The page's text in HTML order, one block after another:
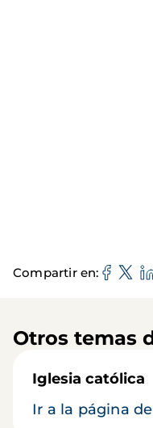
Compartir en
Otros temas
Iglesia católica
Ir a la página